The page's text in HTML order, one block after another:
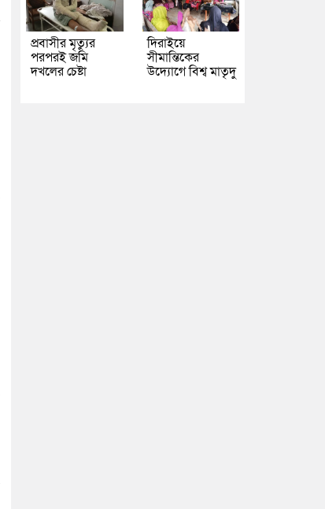
প্রবাসীর মৃত্যুর
পরপরই জমি
দখলের চেষ্টা
দিরাইয়ে
সীমান্তিকের
উদ্যোগে বিশ্ব মাতৃদু